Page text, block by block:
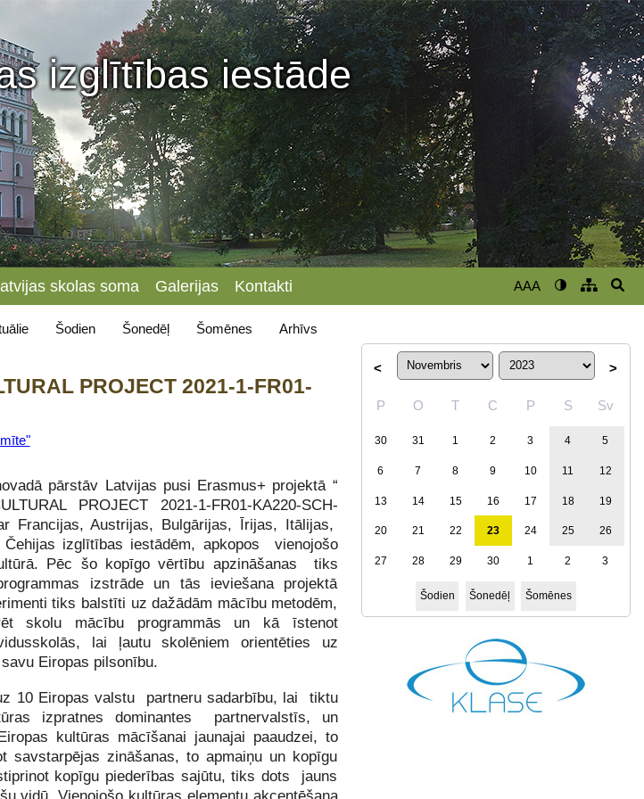
izglītības iestāde
skolas soma Galerijas Kontakti AAA
Šodien Šonedēļ Šomēnes Arhīvs
PROJECT 2021-1-FR01-
pārstāv Latvijas pusi Erasmus+ projektā “
PROJECT 2021-1-FR01-KA220-SCH-
Francijas, Austrijas, Bulgārijas, Īrijas, Itālijas,
izglītības iestādēm, apkopos vienojošo
Pēc šo kopīgo vērtību apzināšanas tiks
izstrāde un tās ieviešana projektā
tiks balstīti uz dažādām mācību metodēm,
skolu mācību programmās un kā īstenot
lai ļautu skolēniem orientēties uz
Eiropas pilsonību.
10 Eiropas valstu partneru sadarbību, lai tiktu
izpratnes dominantes partnervalstīs, un
kultūras mācīšanai jaunajai paaudzei, to
zināšanas, to apmaiņu un kopīgu
kopīgu piederības sajūtu, tiks dots jauns
vidū. Vienojošo kultūras elementu akcentēšana
< >
P O T C P S Sv
30 31 1 2 3 4 5
6 7 8 9 10 11 12
13 14 15 16 17 18 19
20 21 22 23 24 25 26
27 28 29 30 1 2 3
Šodien Šonedēļ Šomēnes